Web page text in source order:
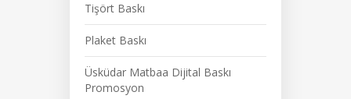
Tişört Baskı
Plaket Baskı
Üsküdar Matbaa Dijital Baskı
Promosyon